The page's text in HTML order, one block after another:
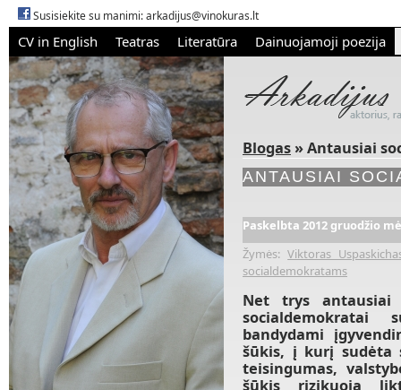
Susisiekite su manimi:arkadijus@vinokuras.lt
CV in English Teatras Literatūra Dainuojamoji poezija
Blogas » Antausiai
ANTAUSIAI
Paskelbta 2012 gruodžio
Žymės:Viktoras
socialdemokratams
Net trys
bandydami
šūkis, į kurį sudėta
teisingumas,
šūkis rizikuoja